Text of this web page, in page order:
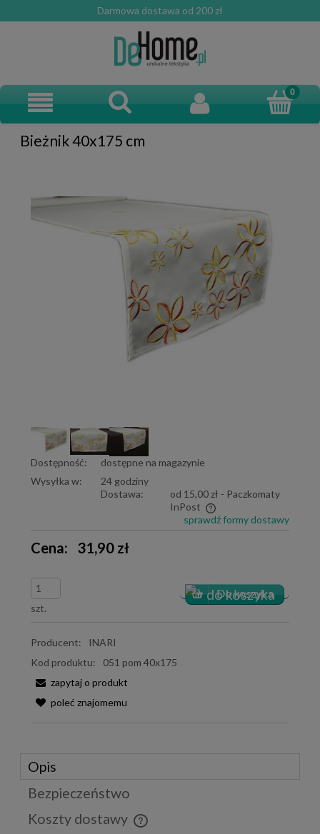
Darmowa dostawa od 200 zł
Bieżnik 40x175 cm
Dostępność:
dostępne na magazynie
Wysyłka w:
24 godziny
Dostawa:
od 15,00 zł - Paczkomaty
InPost
Cena nie zawiera ewentualnych kosztów płatności
sprawdź formy dostawy
Cena: 31,90 zł
szt.
Producent:
INARI
Kod produktu:
051 pom 40x175
zapytaj o produkt
poleć znajomemu
Opis
Bezpieczeństwo
Koszty dostawy
Cena nie zawiera ewentualnych kosztów płatności